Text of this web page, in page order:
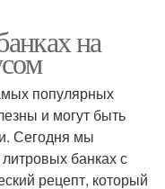
на
популярных
и могут быть
Сегодня мы
банках с
рецепт, который